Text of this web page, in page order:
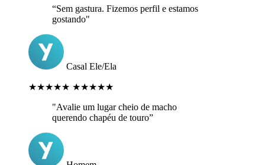
“Sem gastura. Fizemos perfil e estamos
gostando"
Casal Ele/Ela
★★★★★ ★★★★★
"Avalie um lugar cheio de macho
querendo chapéu de touro”